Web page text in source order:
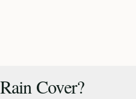
Cover?